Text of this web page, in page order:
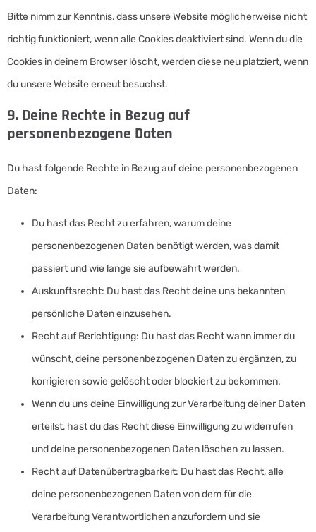
Bitte nimm zur Kenntnis, dass unsere Website möglicherweise nicht
richtig funktioniert, wenn alle Cookies deaktiviert sind. Wenn du die
Cookies in deinem Browser löscht, werden diese neu platziert, wenn
du unsere Website erneut besuchst.
9. Deine Rechte in Bezug auf
personenbezogene Daten
Du hast folgende Rechte in Bezug auf deine personenbezogenen
Daten:
Du hast das Recht zu erfahren, warum deine
personenbezogenen Daten benötigt werden, was damit
passiert und wie lange sie aufbewahrt werden.
Auskunftsrecht: Du hast das Recht deine uns bekannten
persönliche Daten einzusehen.
Recht auf Berichtigung: Du hast das Recht wann immer du
wünscht, deine personenbezogenen Daten zu ergänzen, zu
korrigieren sowie gelöscht oder blockiert zu bekommen.
Wenn du uns deine Einwilligung zur Verarbeitung deiner Daten
erteilst, hast du das Recht diese Einwilligung zu widerrufen
und deine personenbezogenen Daten löschen zu lassen.
Recht auf Datenübertragbarkeit: Du hast das Recht, alle
deine personenbezogenen Daten von dem für die
Verarbeitung Verantwortlichen anzufordern und sie